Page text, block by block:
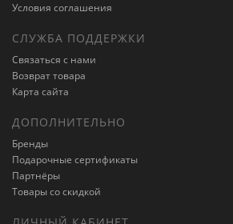
Условия соглашения
СЛУЖБА ПОДДЕРЖКИ
Связаться с нами
Возврат товара
Карта сайта
ДОПОЛНИТЕЛЬНО
Бренды
Подарочные сертификаты
Партнёры
Товары со скидкой